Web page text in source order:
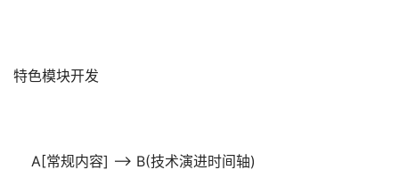
特色模块开发‌
A[常规内容] --> B(技术演进时间轴)